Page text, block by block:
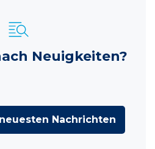
Neuigkeiten?
Nachrichten